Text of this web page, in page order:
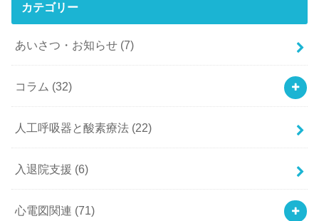
カテゴリー
あいさつ・お知らせ (7)
コラム (32)
人工呼吸器と酸素療法 (22)
入退院支援 (6)
心電図関連 (71)